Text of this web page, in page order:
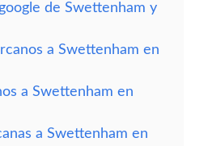
de Swettenham y
a Swettenham en
a Swettenham en
a Swettenham en